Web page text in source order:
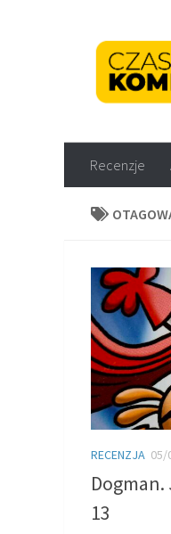
Recenzje
RECENZJA 05/
Dogman.
13